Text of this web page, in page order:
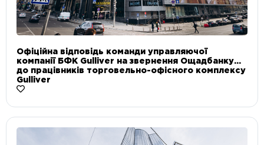
Офіційна відповідь команди управляючої
компанії БФК Gulliver на звернення Ощадбанку
до працівників торговельно-офісного комплексу
Gulliver